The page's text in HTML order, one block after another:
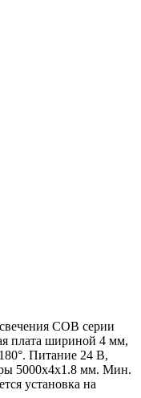
COB серии
плата шириной 4 мм,
Питание 24 В,
5000х4х1.8 мм. Мин.
установка на